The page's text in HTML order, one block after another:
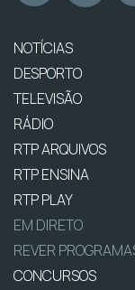
NOTÍCIAS
DESPORTO
TELEVISÃO
RÁDIO
RTP ARQUIVOS
RTP ENSINA
RTP PLAY
EM DIRETO
REVER
CONCURSOS